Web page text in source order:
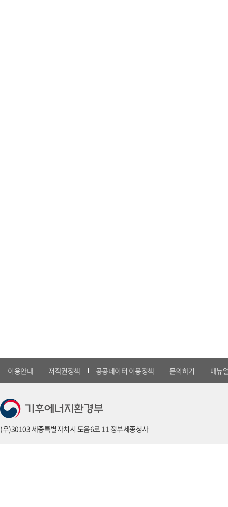
이용안내 저작권정책 공공데이터 이용정책 문의하기 매뉴
(우)30103 세종특별자치시 도움6로 11 정부세종청사